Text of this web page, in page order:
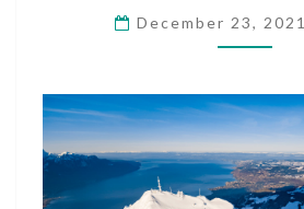
E
R
A
I
S
O
N
December 23, 2021